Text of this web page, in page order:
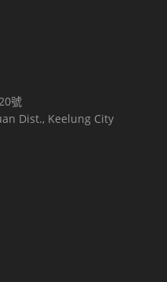
號
Dist., Keelung City